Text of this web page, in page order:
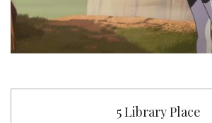
5 Library Place